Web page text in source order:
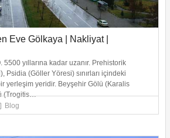
Eve Gölkaya | Nakliyat |
yıllarına kadar uzanır. Prehistorik
Psidia (Göller Yöresi) sınırları içindeki
yerleşim yeridir. Beyşehir Gölü (Karalis
(Trogitis…
Blog